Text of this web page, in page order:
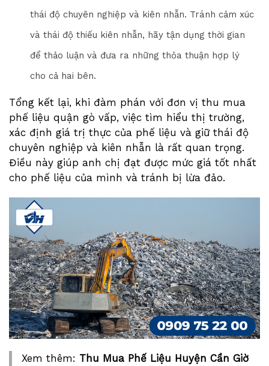
thái độ chuyên nghiệp và kiên nhẫn. Tránh cảm xúc
và thái độ thiếu kiên nhẫn, hãy tận dụng thời gian
để thảo luận và đưa ra những thỏa thuận hợp lý
cho cả hai bên.
Tổng kết lại, khi đàm phán với đơn vị thu mua
phế liệu quận gò vấp, việc tìm hiểu thị trường,
xác định giá trị thực của phế liệu và giữ thái độ
chuyên nghiệp và kiên nhẫn là rất quan trọng.
Điều này giúp anh chị đạt được mức giá tốt nhất
cho phế liệu của mình và tránh bị lừa đảo.
Xem thêm: Thu Mua Phế Liệu Huyện Cần Giờ